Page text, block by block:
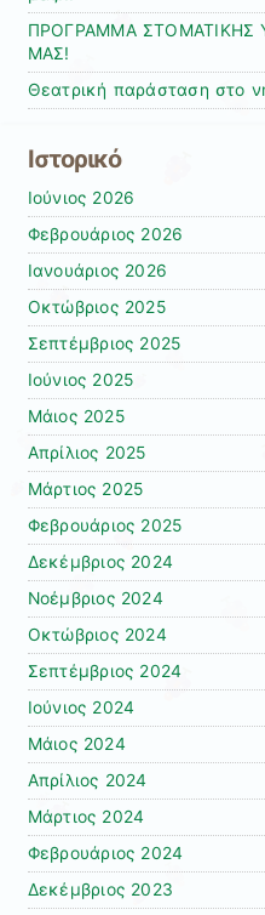
ΠΡΟΓΡΑΜΜΑ ΣΤΟΜΑΤΙΚΗΣ
ΜΑΣ!
Θεατρική παράσταση στο
Ιστορικό
Ιούνιος 2026
Φεβρουάριος 2026
Ιανουάριος 2026
Οκτώβριος 2025
Σεπτέμβριος 2025
Ιούνιος 2025
Μάιος 2025
Απρίλιος 2025
Μάρτιος 2025
Φεβρουάριος 2025
Δεκέμβριος 2024
Νοέμβριος 2024
Οκτώβριος 2024
Σεπτέμβριος 2024
Ιούνιος 2024
Μάιος 2024
Απρίλιος 2024
Μάρτιος 2024
Φεβρουάριος 2024
Δεκέμβριος 2023